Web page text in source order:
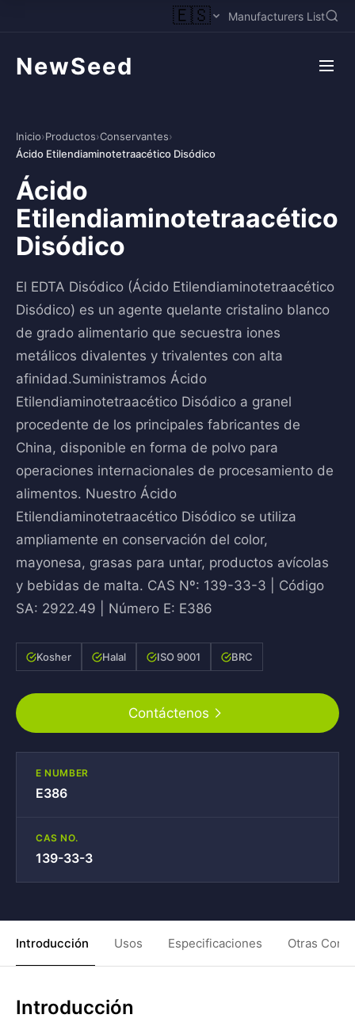
🇪🇸 Manufacturers List
NewSeed
Inicio›Productos›Conservantes›
Ácido Etilendiaminotetraacético Disódico
Ácido
Etilendiaminotetraacético
Disódico
El EDTA Disódico (Ácido Etilendiaminotetraacético
Disódico) es un agente quelante cristalino blanco
de grado alimentario que secuestra iones
metálicos divalentes y trivalentes con alta
afinidad.Suministramos Ácido
Etilendiaminotetraacético Disódico a granel
procedente de los principales fabricantes de
China, disponible en forma de polvo para
operaciones internacionales de procesamiento de
alimentos. Nuestro Ácido
Etilendiaminotetraacético Disódico se utiliza
ampliamente en conservación del color,
mayonesa, grasas para untar, productos avícolas
y bebidas de malta. CAS Nº: 139-33-3 | Código
SA: 2922.49 | Número E: E386
Kosher Halal ISO 9001 BRC
Contáctenos
E NUMBER
E386
CAS NO.
139-33-3
Introducción Usos Especificaciones Otras
Introducción